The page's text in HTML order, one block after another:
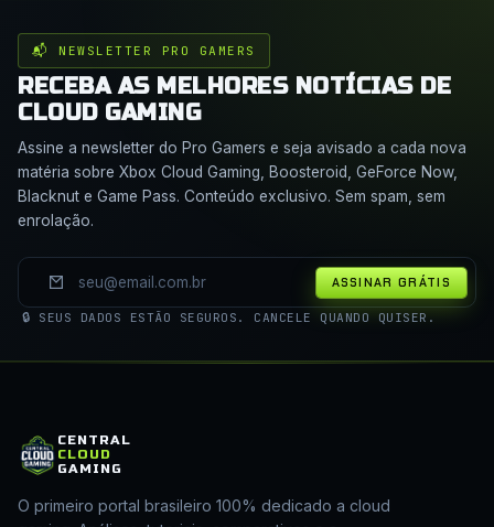
📬 NEWSLETTER PRO GAMERS
RECEBA AS MELHORES NOTÍCIAS DE
CLOUD GAMING
Assine a newsletter do Pro Gamers e seja avisado a cada nova
matéria sobre Xbox Cloud Gaming, Boosteroid, GeForce Now,
Blacknut e Game Pass. Conteúdo exclusivo. Sem spam, sem
enrolação.
ASSINAR GRÁTIS
🔒 SEUS DADOS ESTÃO SEGUROS. CANCELE QUANDO QUISER.
CENTRAL
CLOUD
GAMING
O primeiro portal brasileiro 100% dedicado a cloud